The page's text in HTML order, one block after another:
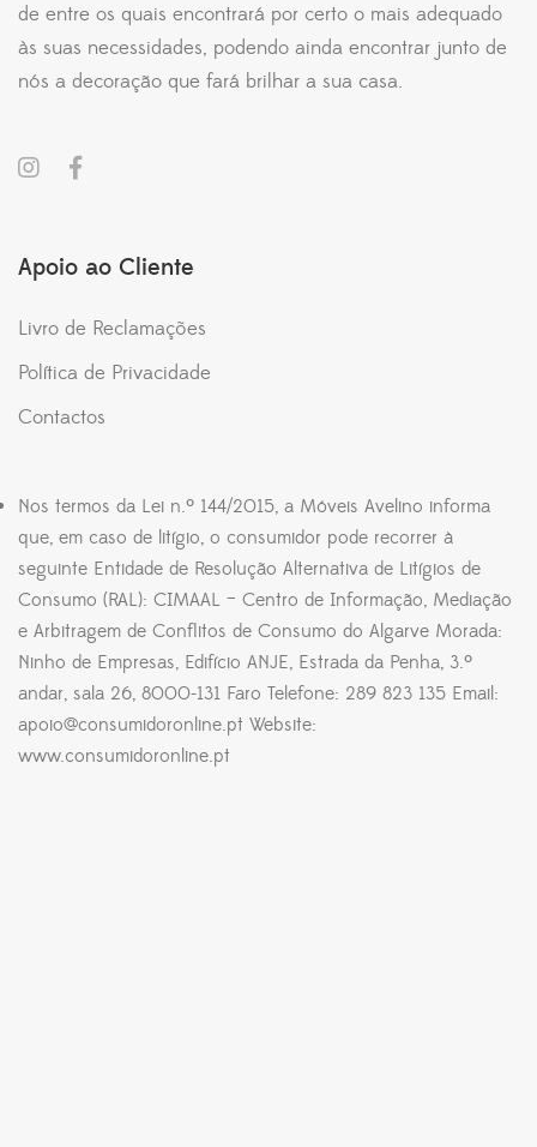
de entre os quais encontrará por certo o mais adequado
às suas necessidades, podendo ainda encontrar junto de
nós a decoração que fará brilhar a sua casa.
Apoio ao Cliente
Livro de Reclamações
Política de Privacidade
Contactos
Nos termos da Lei n.º 144/2015, a Móveis Avelino informa
que, em caso de litígio, o consumidor pode recorrer à
seguinte Entidade de Resolução Alternativa de Litígios de
Consumo (RAL): CIMAAL – Centro de Informação, Mediação
e Arbitragem de Conflitos de Consumo do Algarve Morada:
Ninho de Empresas, Edifício ANJE, Estrada da Penha, 3.º
andar, sala 26, 8000-131 Faro Telefone: 289 823 135 Email:
apoio@consumidoronline.pt Website:
www.consumidoronline.pt